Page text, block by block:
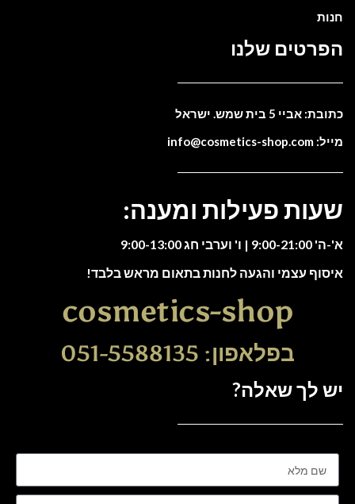
חנות
הפרטים שלנו
כתובת: אביי 5 בית שמש. ישראל
מייל: info@cosmetics-shop.com
שעות פעילות ומענה:
א'-ה' 9:00-21:00 | ו' וערבי חג 9:00-13:00
איסוף עצמי והגעה לחנות בתאום מראש בלבד!
cosmetics-shop
בפלאפון: 051-5588135
יש לך שאלה?